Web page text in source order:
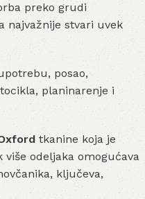
preko grudi
najvažnije stvari uvek
posao,
planinarenje i
tkanine koja je
odeljaka omogućava
ključeva,